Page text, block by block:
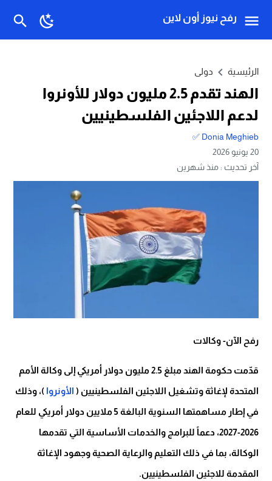
رفح نيوز أون لاين
الرئيسية دولى
الهند تقدم 2.5 مليون دولار للأونروا
لدعم اللاجئين الفلسطينيين
Donia Meghieb ✅
20 يونيو 2026
آخر تحديث :منذ شهرين
رفح الآن- وكالات
قدّمت حكومة الهند مبلغ 2.5 مليون دولار أمريكي إلى وكالة الأمم
المتحدة لإغاثة وتشغيل اللاجئين الفلسطينيين ( الأونروا )، وذلك
في إطار مساهمتها السنوية البالغة 5 ملايين دولار أمريكي للعام
2026-2027، دعماً للبرامج والخدمات الأساسية التي تقدمها
الوكالة، بما في ذلك التعليم والرعاية الصحية وجهود الإغاثة
المقدمة للاجئين الفلسطينيين.